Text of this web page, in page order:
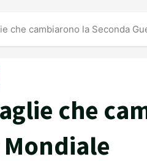
che cambiarono la Seconda
che